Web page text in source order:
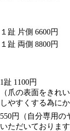
１趾 片側 6600円
１趾 両側 8800円
1趾 1100円
（爪の表面をきれ
しやすくする為に
550円（自分専用の
いただいております